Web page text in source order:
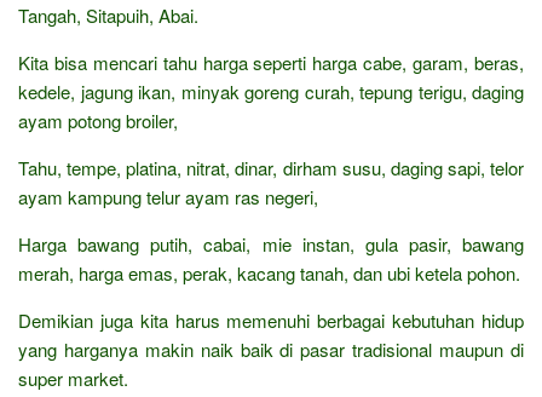
Tangah, Sitapuih, Abai.
Kita bisa mencari tahu harga seperti harga cabe, garam, beras,
kedele, jagung ikan, minyak goreng curah, tepung terigu, daging
ayam potong broiler,
Tahu, tempe, platina, nitrat, dinar, dirham susu, daging sapi, telor
ayam kampung telur ayam ras negeri,
Harga bawang putih, cabai, mie instan, gula pasir, bawang
merah, harga emas, perak, kacang tanah, dan ubi ketela pohon.
Demikian juga kita harus memenuhi berbagai kebutuhan hidup
yang harganya makin naik baik di pasar tradisional maupun di
super market.